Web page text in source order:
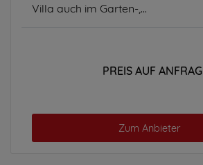
Villa auch im Garten-,...
PREIS AUF
Zum Anbieter